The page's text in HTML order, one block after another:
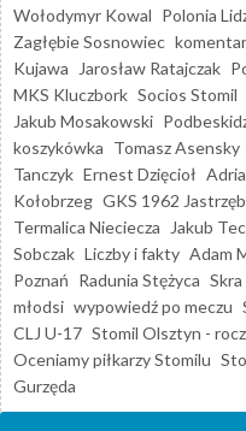
Wołodymyr Kowal Polonia
Zagłębie Sosnowiec
Kujawa
Jarosław Ratajczak
MKS Kluczbork Socios Stomil
Jakub Mosakowski
koszykówka Tomasz Asensky
Tanczyk Ernest Dzięcioł
Kołobrzeg GKS 1962
Termalica Nieciecza
Jakub
Sobczak Liczby i fakty Adam
Poznań Radunia Stężyca
młodsi wypowiedź po meczu
CLJ U-17 Stomil Olsztyn -
Oceniamy piłkarzy Stomilu
Gurzęda